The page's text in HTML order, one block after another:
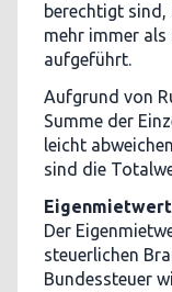
berechtigt sind,
mehr immer
aufgeführt.
Aufgrund von
Summe der
leicht
sind die
Eigenmietwert
Der
steuerlichen
Bundessteuer